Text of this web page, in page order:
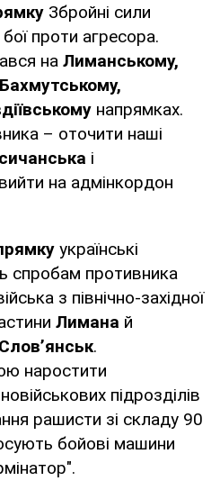
Збройні сили
проти агресора.
на Лиманському,
напрямках.
– оточити наші
і
на адмінкордон
українські
спробам противника
з північно-західної
Лимана й
Слов’янськ.
наростити
підрозділів
рашисти зі складу 90
бойові машини